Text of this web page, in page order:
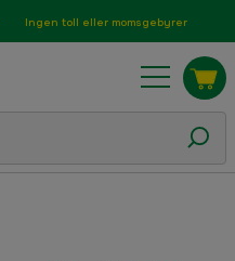
Ingen toll eller momsgebyrer